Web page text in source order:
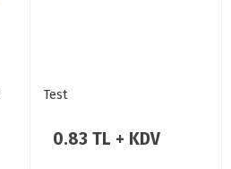
Test
0.83 TL + KDV